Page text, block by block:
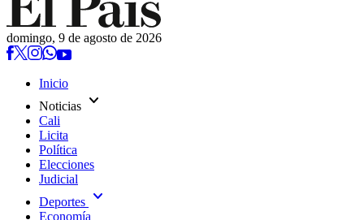
domingo, 9 de agosto de 2026
Inicio
Noticias expand_more
Cali
Licita
Política
Elecciones
Judicial
Deportes expand_more
Economía